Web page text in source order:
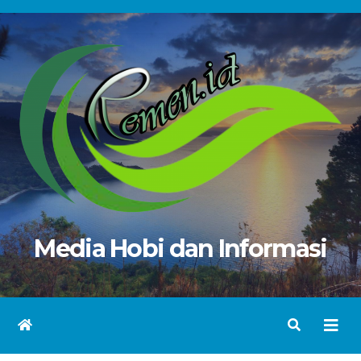
Skip
to
content
Media Hobi dan Informasi